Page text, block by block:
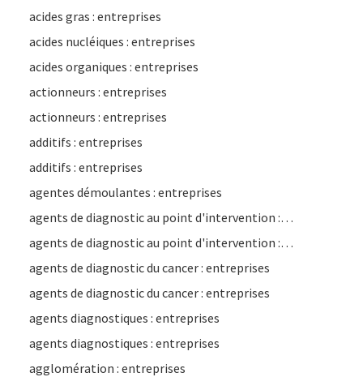
acides gras : entreprises
acides nucléiques : entreprises
acides organiques : entreprises
actionneurs : entreprises
actionneurs : entreprises
additifs : entreprises
additifs : entreprises
agentes démoulantes : entreprises
agents de diagnostic au point d'intervention : entreprises
agents de diagnostic au point d'intervention : entreprises
agents de diagnostic du cancer : entreprises
agents de diagnostic du cancer : entreprises
agents diagnostiques : entreprises
agents diagnostiques : entreprises
agglomération : entreprises